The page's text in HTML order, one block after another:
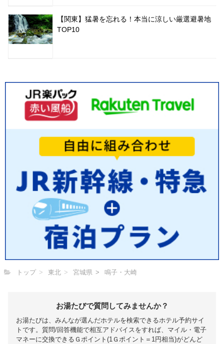
【関東】猛暑を忘れる！本当に涼しい厳選避暑地
TOP10
トップ 東北 宮城県 鳴子・大崎
お湯たびで質問してみませんか？
お湯たびは、みんなが選んだホテルを検索できるホテル予約サイ
トです。質問/回答機能で相互アドバイスをすれば、マイル・電子
マネーに交換できるＧポイント(1Ｇポイント＝1円相当)がどんど